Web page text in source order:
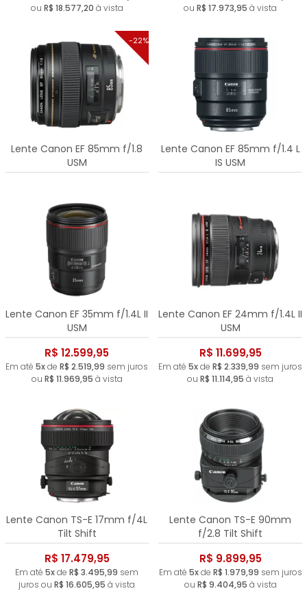
ou R$ 18.577,20 à vista
ou R$ 17.973,95 à vista
-22%
Lente Canon EF 85mm f/1.8
USM
Lente Canon EF 85mm f/1.4 L
IS USM
Lente Canon EF 35mm f/1.4L II
USM
R$ 12.599,95
Em até 5xde R$ 2.519,99 sem juros
ou R$ 11.969,95 à vista
Lente Canon EF 24mm f/1.4L II
USM
R$ 11.699,95
Em até 5xde R$ 2.339,99 sem juros
ou R$ 11.114,95 à vista
Lente Canon TS-E 17mm f/4L
Tilt Shift
R$ 17.479,95
Em até 5xde R$ 3.495,99 sem
juros ou R$ 16.605,95 à vista
Lente Canon TS-E 90mm
f/2.8 Tilt Shift
R$ 9.899,95
Em até 5xde R$ 1.979,99 sem juros
ou R$ 9.404,95 à vista